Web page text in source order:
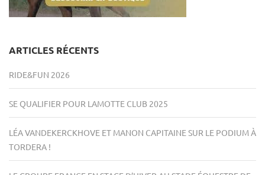
ARTICLES RÉCENTS
RIDE&FUN 2026
SE QUALIFIER POUR LAMOTTE CLUB 2025
LÉA VANDEKERCKHOVE ET MANON CAPITAINE SUR LE PODIUM À
TORDERA !